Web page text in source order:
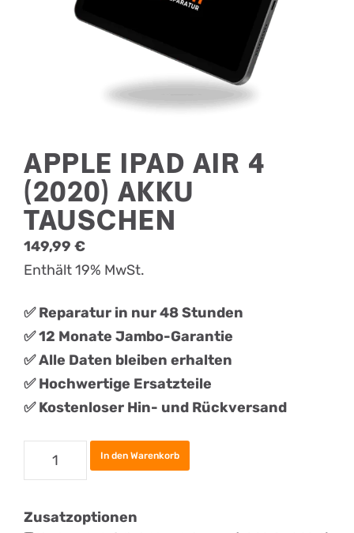
APPLE IPAD AIR 4
(2020) AKKU
TAUSCHEN
149,99 €
Enthält 19% MwSt.
✅ Reparatur in nur 48 Stunden
✅ 12 Monate Jambo-Garantie
✅ Alle Daten bleiben erhalten
✅Hochwertige Ersatzteile
✅ Kostenloser Hin- und Rückversand
Apple
iPad
4
In den Warenkorb
Zusatzoptionen